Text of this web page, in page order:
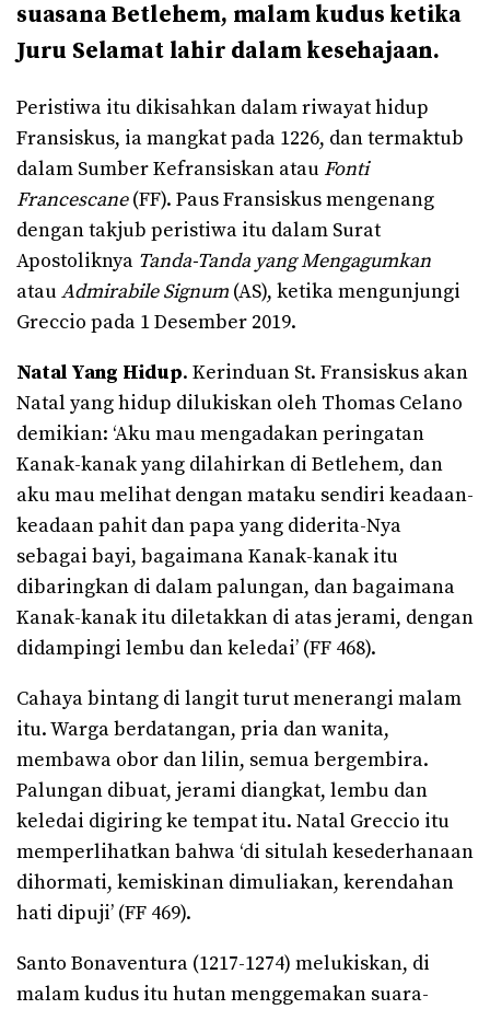
suasana Betlehem, malam kudus ketika
Juru Selamat lahir dalam kesehajaan.
Peristiwa itu dikisahkan dalam riwayat hidup
Fransiskus, ia mangkat pada 1226, dan termaktub
dalam Sumber Kefransiskan atau Fonti
Francescane(FF). Paus Fransiskus mengenang
dengan takjub peristiwa itu dalam Surat
Apostoliknya Tanda-Tanda yang Mengagumkan
atauAdmirabile Signum (AS), ketika mengunjungi
Greccio pada 1 Desember 2019.
Natal Yang Hidup. Kerinduan St. Fransiskus akan
Natal yang hidup dilukiskan oleh Thomas Celano
demikian: ‘Aku mau mengadakan peringatan
Kanak-kanak yang dilahirkan di Betlehem, dan
aku mau melihat dengan mataku sendiri keadaan-
keadaan pahit dan papa yang diderita-Nya
sebagai bayi, bagaimana Kanak-kanak itu
dibaringkan di dalam palungan, dan bagaimana
Kanak-kanak itu diletakkan di atas jerami, dengan
didampingi lembu dan keledai’ (FF 468).
Cahaya bintang di langit turut menerangi malam
itu. Warga berdatangan, pria dan wanita,
membawa obor dan lilin, semua bergembira.
Palungan dibuat, jerami diangkat, lembu dan
keledai digiring ke tempat itu. Natal Greccio itu
memperlihatkan bahwa ‘di situlah kesederhanaan
dihormati, kemiskinan dimuliakan, kerendahan
hati dipuji’ (FF 469).
Santo Bonaventura (1217-1274) melukiskan, di
malam kudus itu hutan menggemakan suara-